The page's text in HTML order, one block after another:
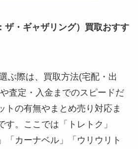
ザ・ギャザリング） 買取おすす
ぶ際は、買取方法(宅配・出
査定・入金までのスピードだ
トの有無やまとめ売り対応ま
す。ここでは「トレトク」
「カーナベル」「ウリウリト